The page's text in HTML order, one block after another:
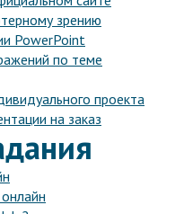
зрению
PowerPoint
по теме
проекта
на заказ